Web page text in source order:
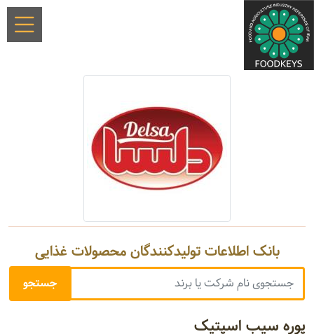
بانک اطلاعات تولیدکنندگان محصولات غذایی
پوره سیب اسپتیک